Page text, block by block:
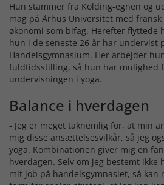
Hun stammer fra Kolding-egnen og
mag på Århus Universitet med fransk
økonomi som bifag. Herefter flyttede
hun i de seneste 26 år har undervist
Handelsgymnasium. Her arbejder
fuldtidsstilling, så hun har mulighed
undervisningen i yoga.
Balance i hverdagen
- Jeg er meget taknemlig for, at min
mig disse ansættelsesvilkår, så jeg
yoga. Kombinationen giver mig en
hverdagen. Selv om jeg bestemt ikke
mit job på handelsgymnasiet, så kan